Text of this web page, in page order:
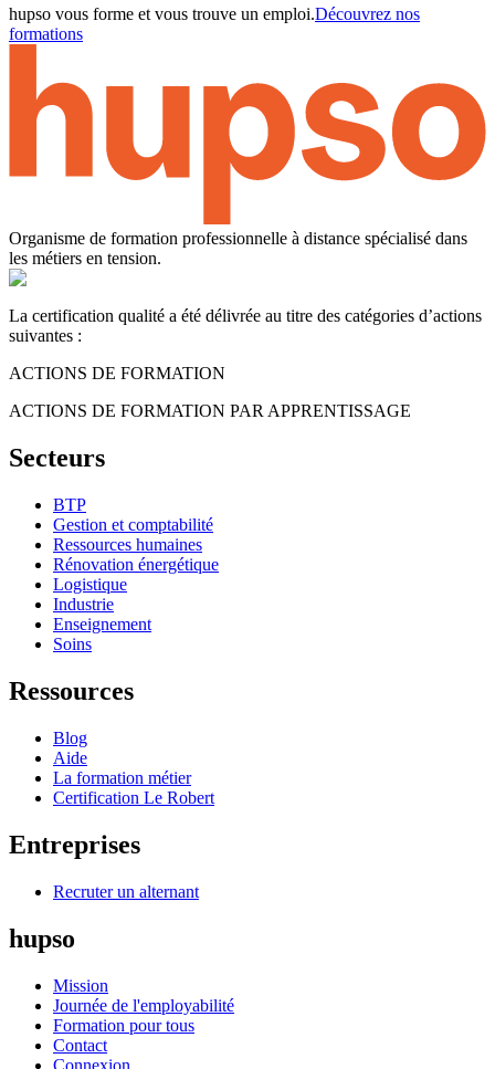
hupso vous forme et vous trouve un emploi.Découvrez nos
formations
Organisme de formation professionnelle à distance spécialisé dans
les métiers en tension.
La certification qualité a été délivrée au titre des catégories d’actions
suivantes :
ACTIONS DE FORMATION
ACTIONS DE FORMATION PAR APPRENTISSAGE
Secteurs
BTP
Gestion et comptabilité
Ressources humaines
Rénovation énergétique
Logistique
Industrie
Enseignement
Soins
Ressources
Blog
Aide
La formation métier
Certification Le Robert
Entreprises
Recruter un alternant
hupso
Mission
Journée de l'employabilité
Formation pour tous
Contact
Connexion